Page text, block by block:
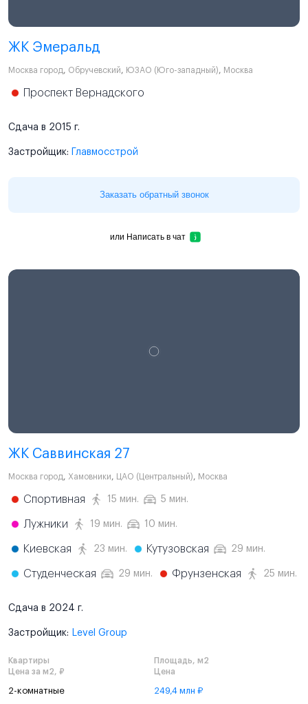
ЖК Эмеральд
Москва город, Обручевский, ЮЗАО (Юго-западный), Москва
Проспект Вернадского
Сдача в 2015 г.
Застройщик: Главмосстрой
Заказать обратный звонок
или Написать в чат
ЖК Саввинская 27
Москва город, Хамовники, ЦАО (Центральный), Москва
Спортивная 15 мин. 5 мин.
Лужники 19 мин. 10 мин.
Киевская 23 мин. Кутузовская 29 мин.
Студенческая 29 мин. Фрунзенская 25 мин.
Сдача в 2024 г.
Застройщик: Level Group
Квартиры
Площадь, м2
Цена за м2, ₽
Цена
2-комнатные 249,4 млн ₽